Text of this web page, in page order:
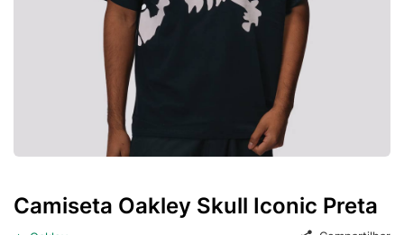
Camiseta Oakley Skull Iconic Preta